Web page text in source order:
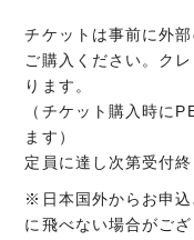
チケットは事前に外
ご購入ください。ク
ります。
（チケット購入時に
ます）
定員に達し次第受付
※日本国外からお申
に飛べない場合がご